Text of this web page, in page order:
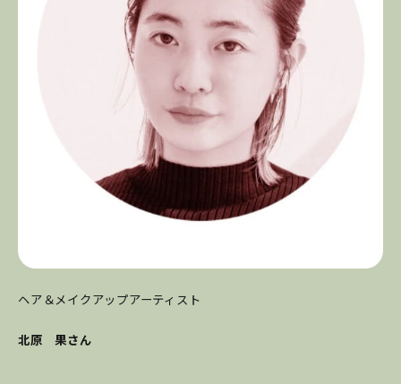
ヘア＆メイクアップアーティスト
北原 果さん